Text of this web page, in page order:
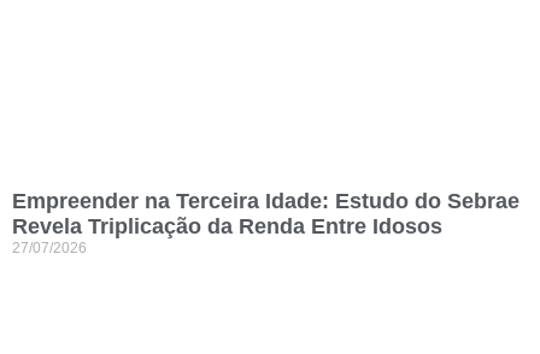
Empreender na Terceira Idade: Estudo do Sebrae
Revela Triplicação da Renda Entre Idosos
27/07/2026